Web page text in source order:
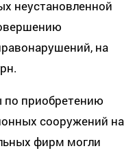
неустановленной
на
по приобретению
сооружений на
фирм могли